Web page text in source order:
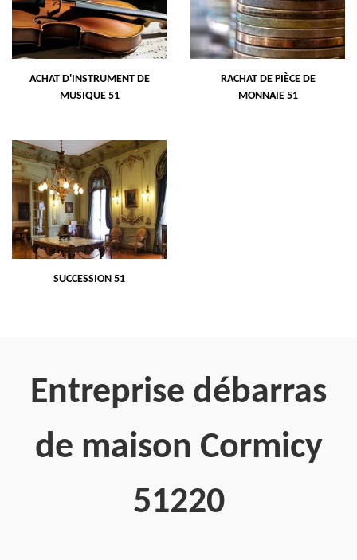
ACHAT D'INSTRUMENT DE
MUSIQUE 51
RACHAT DE PIÈCE DE
MONNAIE 51
SUCCESSION 51
Entreprise débarras
de maison Cormicy
51220